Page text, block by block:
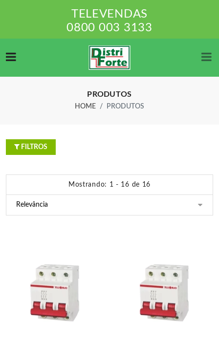
TELEVENDAS
0800 003 3133
PRODUTOS
HOME PRODUTOS
FILTROS
Mostrando: 1 - 16 de 16